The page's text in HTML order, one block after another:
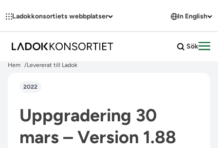
Ladokkonsortiets webbplatser In English
Sök
Hem Levererat till Ladok
2022
Uppgradering 30
mars – Version 1.88